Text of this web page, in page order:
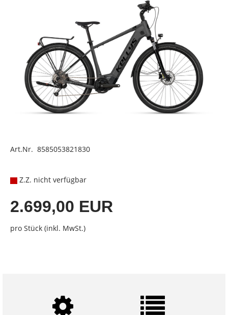
Art.Nr. 8585053821830
Z.Z. nicht verfügbar
2.699,00 EUR
pro Stück (inkl. MwSt.)